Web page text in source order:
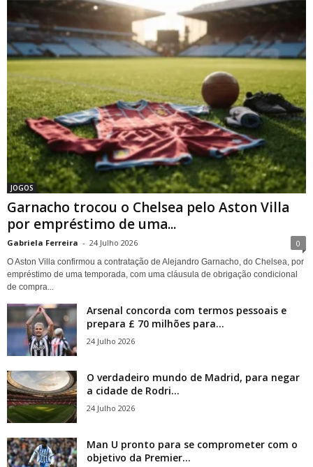
JOGOS
Garnacho trocou o Chelsea pelo Aston Villa
por empréstimo de uma...
Gabriela Ferreira - 24 Julho 2026 0
O Aston Villa confirmou a contratação de Alejandro Garnacho, do Chelsea, por
empréstimo de uma temporada, com uma cláusula de obrigação condicional
de compra...
Arsenal concorda com termos pessoais e
prepara £ 70 milhões para...
24 Julho 2026
O verdadeiro mundo de Madrid, para negar
a cidade de Rodri...
24 Julho 2026
Man U pronto para se comprometer com o
objetivo da Premier...